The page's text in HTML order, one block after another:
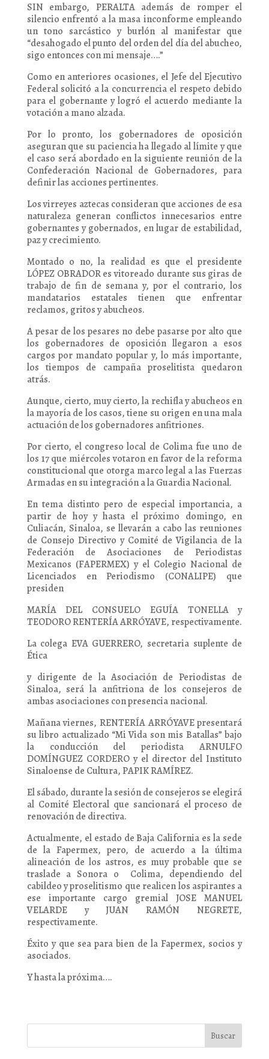
SIN embargo, PERALTA además de romper el
silencio enfrentó a la masa inconforme empleando
un tono sarcástico y burlón al manifestar que
“desahogado el punto del orden del día del abucheo,
sigo entonces con mi mensaje….”
Como en anteriores ocasiones, el Jefe del Ejecutivo
Federal solicitó a la concurrencia el respeto debido
para el gobernante y logró el acuerdo mediante la
votación a mano alzada.
Por lo pronto, los gobernadores de oposición
aseguran que su paciencia ha llegado al límite y que
el caso será abordado en la siguiente reunión de la
Confederación Nacional de Gobernadores, para
definir las acciones pertinentes.
Los virreyes aztecas consideran que acciones de esa
naturaleza generan conflictos innecesarios entre
gobernantes y gobernados, en lugar de estabilidad,
paz y crecimiento.
Montado o no, la realidad es que el presidente
LÓPEZ OBRADOR es vitoreado durante sus giras de
trabajo de fin de semana y, por el contrario, los
mandatarios estatales tienen que enfrentar
reclamos, gritos y abucheos.
A pesar de los pesares no debe pasarse por alto que
los gobernadores de oposición llegaron a esos
cargos por mandato popular y, lo más importante,
los tiempos de campaña proselitista quedaron
atrás.
Aunque, cierto, muy cierto, la rechifla y abucheos en
la mayoría de los casos, tiene su origen en una mala
actuación de los gobernadores anfitriones.
Por cierto, el congreso local de Colima fue uno de
los 17 que miércoles votaron en favor de la reforma
constitucional que otorga marco legal a las Fuerzas
Armadas en su integración a la Guardia Nacional.
En tema distinto pero de especial importancia, a
partir de hoy y hasta el próximo domingo, en
Culiacán, Sinaloa, se llevarán a cabo las reuniones
de Consejo Directivo y Comité de Vigilancia de la
Federación de Asociaciones de Periodistas
Mexicanos (FAPERMEX) y el Colegio Nacional de
Licenciados en Periodismo (CONALIPE) que
presiden
MARÍA DEL CONSUELO EGUÍA TONELLA y
TEODORO RENTERÍA ARRÓYAVE, respectivamente.
La colega EVA GUERRERO, secretaria suplente de
Ética
y dirigente de la Asociación de Periodistas de
Sinaloa, será la anfitriona de los consejeros de
ambas asociaciones con presencia nacional.
Mañana viernes, RENTERÍA ARRÓYAVE presentará
su libro actualizado “Mi Vida son mis Batallas” bajo
la conducción del periodista ARNULFO
DOMÍNGUEZ CORDERO y el director del Instituto
Sinaloense de Cultura, PAPIK RAMÍREZ.
El sábado, durante la sesión de consejeros se elegirá
al Comité Electoral que sancionará el proceso de
renovación de directiva.
Actualmente, el estado de Baja California es la sede
de la Fapermex, pero, de acuerdo a la última
alineación de los astros, es muy probable que se
traslade a Sonora o Colima, dependiendo del
cabildeo y proselitismo que realicen los aspirantes a
ese importante cargo gremial JOSE MANUEL
VELARDE y JUAN RAMÓN NEGRETE,
respectivamente.
Éxito y que sea para bien de la Fapermex, socios y
asociados.
Y hasta la próxima….